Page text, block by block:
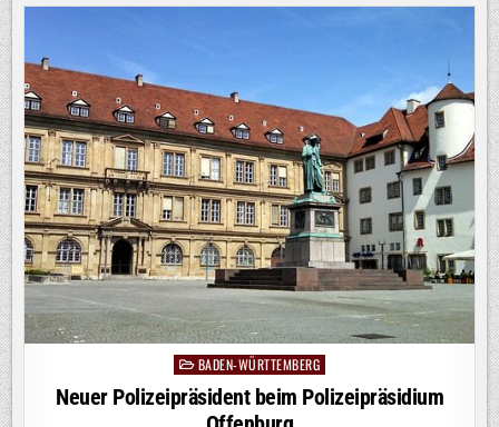
PostedBADEN-WÜRTTEMBERG
Neuer Polizeipräsident beim Polizeipräsidium